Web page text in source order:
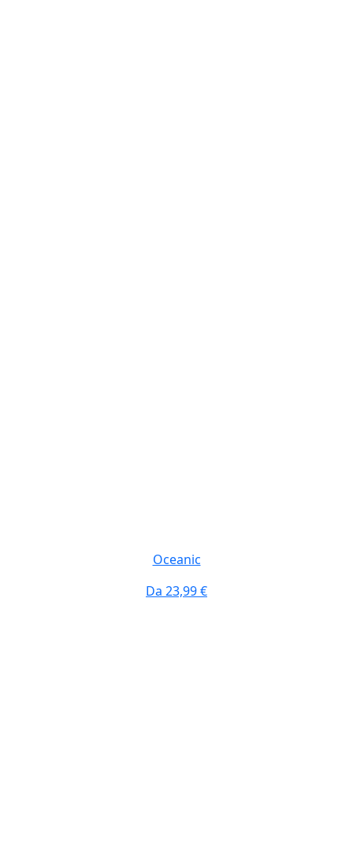
Oceanic
Da 23,99 €